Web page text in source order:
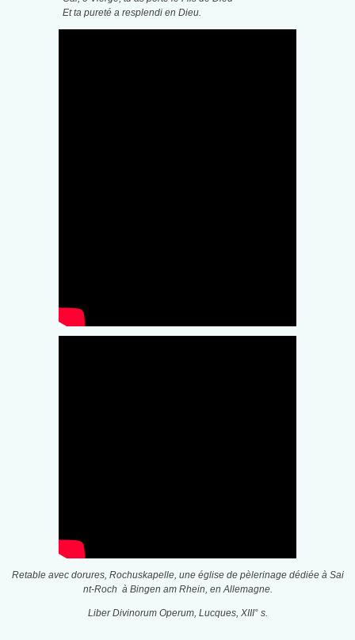
Et ta pureté a resplendi en Dieu.
Retable avec dorures, Rochuskapelle, une église de pèlerinage dédiée à Sai
nt-Roch à Bingen am Rhein, en Allemagne.
Liber Divinorum Operum, Lucques, XIII° s.